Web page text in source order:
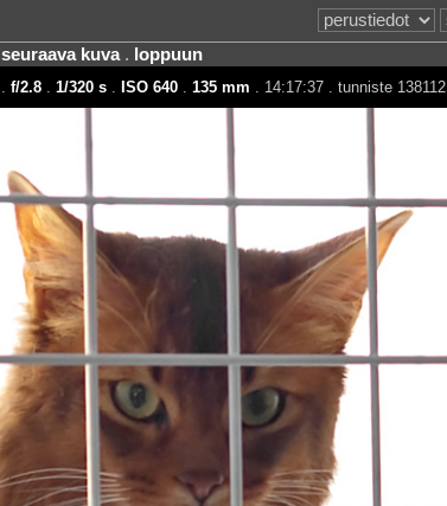
seuraava kuva. loppuun
f/2.8. 1/320 s. ISO 640. 135 mm . 14:17:37 . tunniste 138112